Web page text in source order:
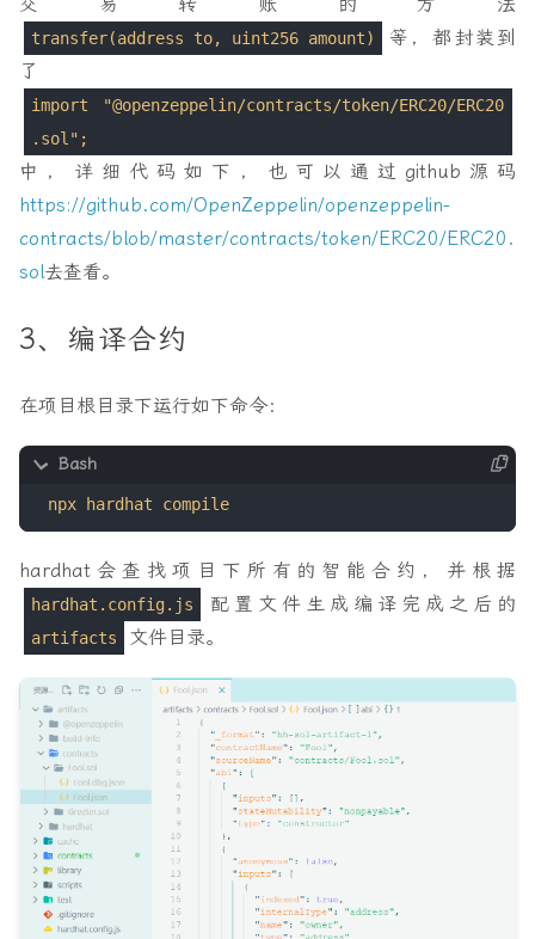
transfer(address to, uint256 amount)
等，都封装到
了
import "@openzeppelin/contracts/token/ERC20/ERC20
.sol";
中，详细代码如下，也可以通过github源码
https://github.com/OpenZeppelin/openzeppelin-
contracts/blob/master/contracts/token/ERC20/ERC20.
sol去查看。
3、编译合约
在项目根目录下运行如下命令：
hardhat会查找项目下所有的智能合约，并根据
hardhat.config.js 配置文件生成编译完成之后的
artifacts 文件目录。